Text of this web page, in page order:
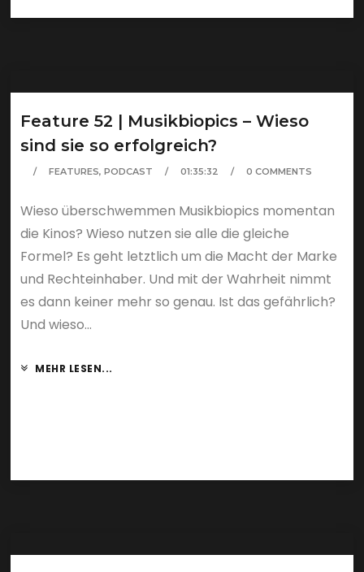
Feature 52 | Musikbiopics – Wieso
sind sie so erfolgreich?
FEATURES,PODCAST 01:35:32 0 COMMENTS
Wieso überschwemmen Musikbiopics momentan
die Kinos? Wieso nutzen sie alle die gleiche
Formel? Es geht letztlich um die Macht der Marke
und Rechteinhaber. Und mit der Wahrheit nimmt
es dann keiner mehr so genau. Ist das gefährlich?
Und wieso...
MEHR LESEN...